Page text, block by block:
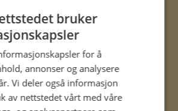
bruker
for å
annonser og analysere
Vi deler også informasjon
av nettstedet vårt med våre